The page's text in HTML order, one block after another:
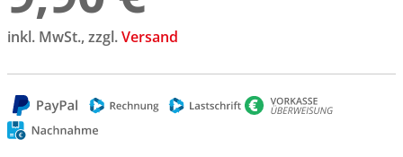
inkl. MwSt., zzgl.Versand